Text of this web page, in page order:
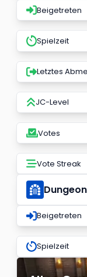
Beigetreten
Spielzeit
Letztes
JC-Level
Votes
Vote Streak
Beigetreten
Spielzeit